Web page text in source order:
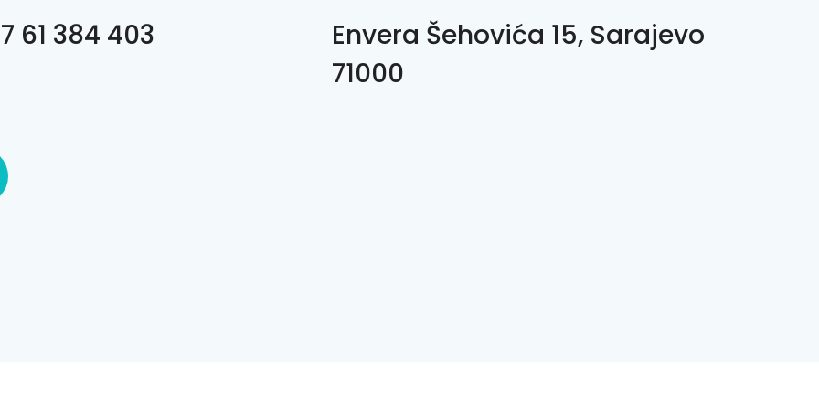
61 384 403
Envera Šehovića 15, Sarajevo
71000